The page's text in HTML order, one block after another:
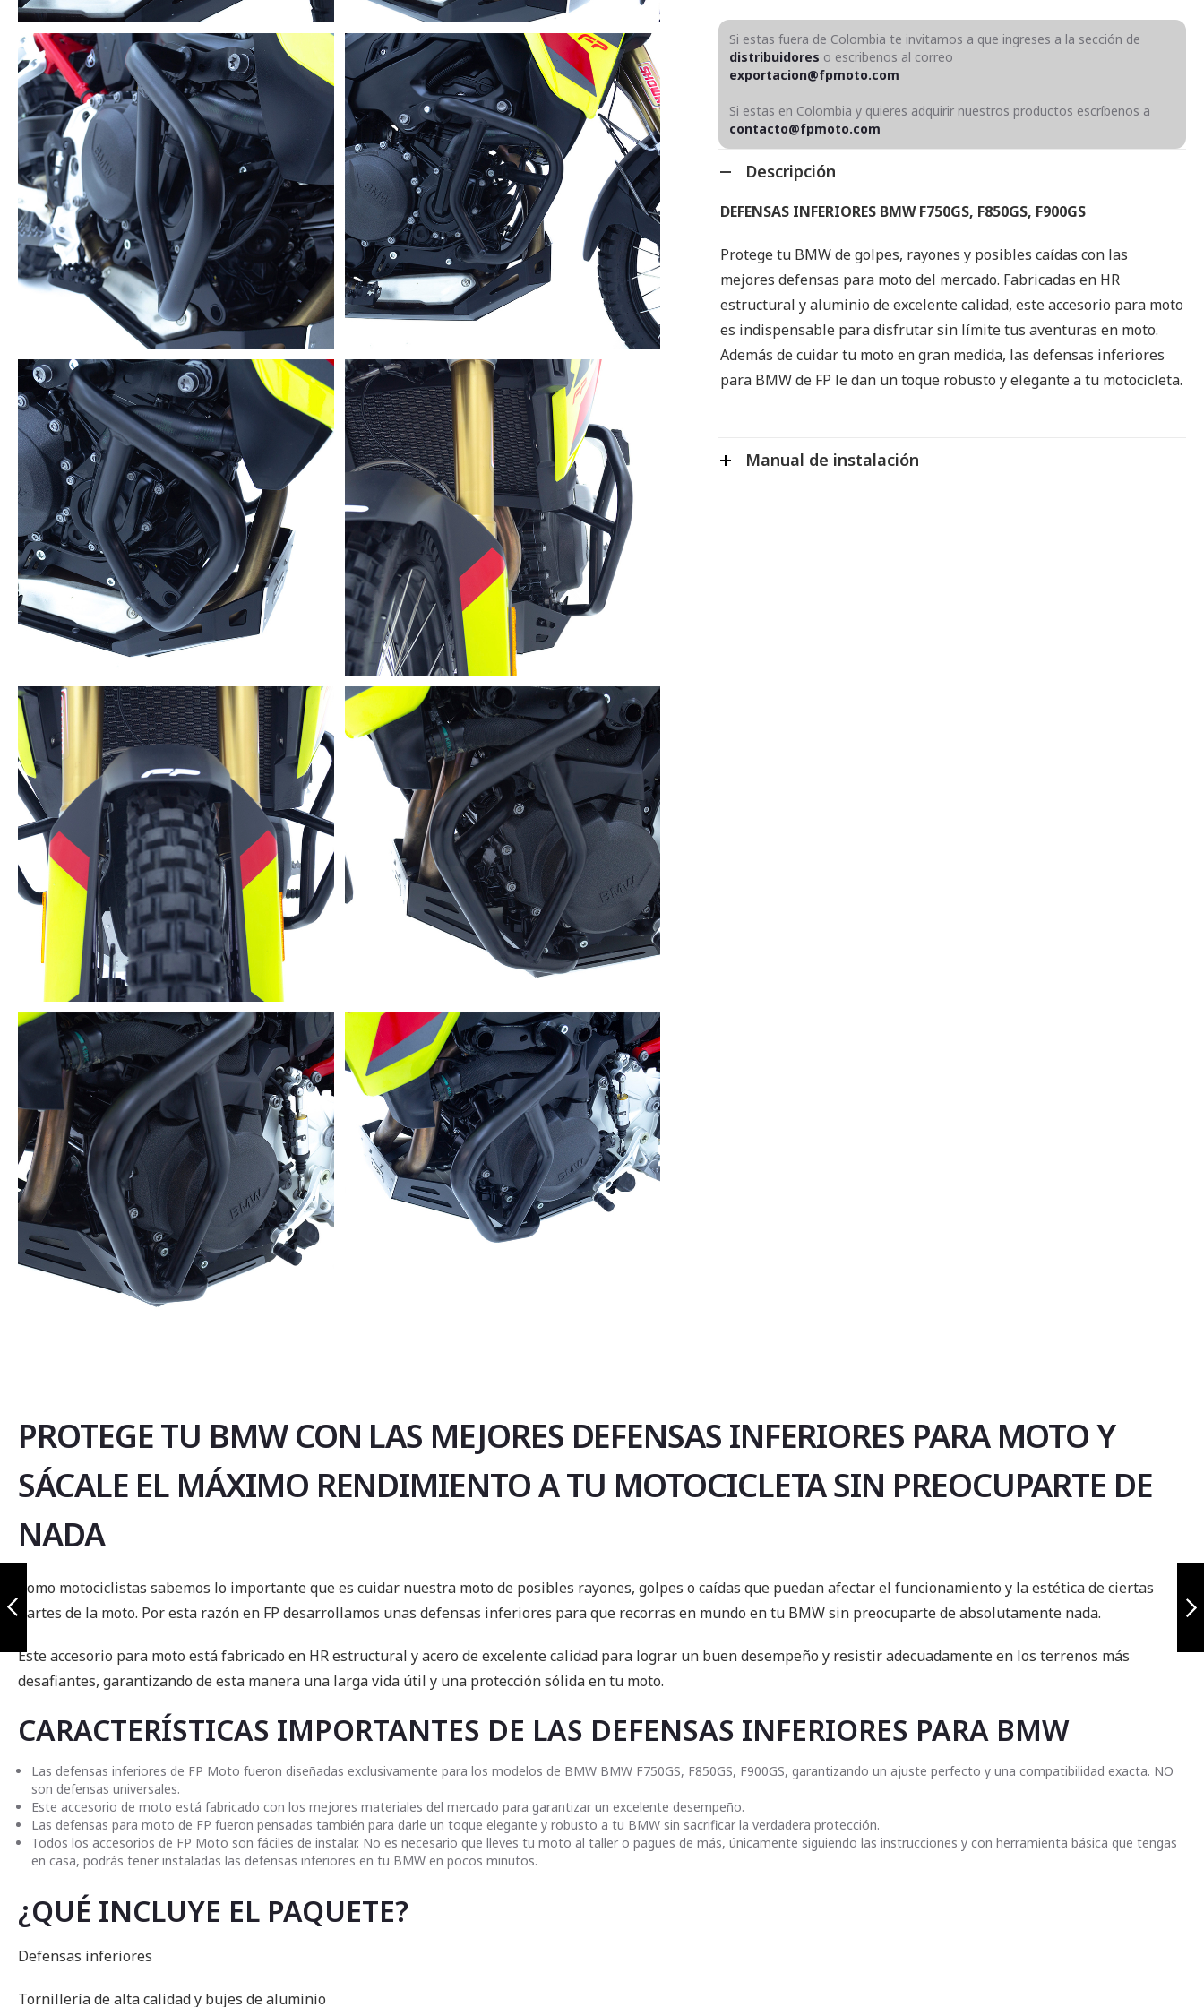
galería
imágenes
Si estas fuera de Colombia te invitamos a que ingreses a la sección de
distribuidores o escribenos al correo
exportacion@fpmoto.com
Si estas en Colombia y quieres adquirir nuestros productos escríbenos a
contacto@fpmoto.com
Descripción
DEFENSAS INFERIORES BMW F750GS, F850GS, F900GS
Protege tu BMW de golpes, rayones y posibles caídas con las
mejores defensas para moto del mercado. Fabricadas en HR
estructural y aluminio de excelente calidad, este accesorio para moto
es indispensable para disfrutar sin límite tus aventuras en moto.
Además de cuidar tu moto en gran medida, las defensas inferiores
para BMW de FP le dan un toque robusto y elegante a tu motocicleta.
Manual de instalación
carter para bmw
Siguiente
900gs
PROTEGE TU BMW CON LAS MEJORES DEFENSAS INFERIORES PARA MOTO Y
SÁCALE EL MÁXIMO RENDIMIENTO A TU MOTOCICLETA SIN PREOCUPARTE DE
NADA
Como motociclistas sabemos lo importante que es cuidar nuestra moto de posibles rayones, golpes o caídas que puedan afectar el funcionamiento y la estética de ciertas
partes de la moto. Por esta razón en FP desarrollamos unas defensas inferiores para que recorras en mundo en tu BMW sin preocuparte de absolutamente nada.
Este accesorio para moto está fabricado en HR estructural y acero de excelente calidad para lograr un buen desempeño y resistir adecuadamente en los terrenos más
desafiantes, garantizando de esta manera una larga vida útil y una protección sólida en tu moto.
CARACTERÍSTICAS IMPORTANTES DE LAS DEFENSAS INFERIORES PARA BMW
Las defensas inferiores de FP Moto fueron diseñadas exclusivamente para los modelos de BMW BMW F750GS, F850GS, F900GS, garantizando un ajuste perfecto y una compatibilidad exacta. NO
son defensas universales.
Este accesorio de moto está fabricado con los mejores materiales del mercado para garantizar un excelente desempeño.
Las defensas para moto de FP fueron pensadas también para darle un toque elegante y robusto a tu BMW sin sacrificar la verdadera protección.
Todos los accesorios de FP Moto son fáciles de instalar. No es necesario que lleves tu moto al taller o pagues de más, únicamente siguiendo las instrucciones y con herramienta básica que tengas
en casa, podrás tener instaladas las defensas inferiores en tu BMW en pocos minutos.
¿QUÉ INCLUYE EL PAQUETE?
Defensas inferiores
Tornillería de alta calidad y bujes de aluminio